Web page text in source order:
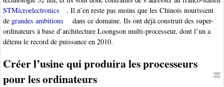
STMicroelectronics
. Il n’en reste pas moins que les Chinois nourissent
de grandes ambitions
dans ce domaine. Ils ont déjà construit des super-
ordinateurs à base d’architecture Loongson multi-processeur, dont l’un a
détenu le record de puissance en 2010.
Créer l’usine qui produira les processeurs
pour les ordinateurs